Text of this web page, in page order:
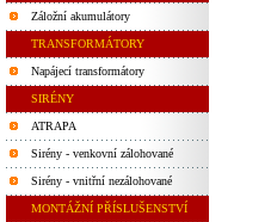
Záložní akumulátory
TRANSFORMÁTORY
Napájecí transformátory
SIRÉNY
ATRAPA
Sirény - venkovní zálohované
Sirény - vnitřní nezálohované
MONTÁŽNÍ PŘÍSLUŠENSTVÍ